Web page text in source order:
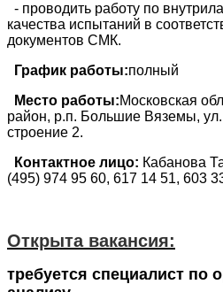
- проводить работу по
качества испытаний в
документов СМК.
График работы:полный
Место работы:Московская
район, р.п. Большие Вяземы, ул.
строение 2.
Контактное лицо: Кабанова
(495) 974 95 60, 617 14 51, 603
Открыта вакансия:
требуется специалист по